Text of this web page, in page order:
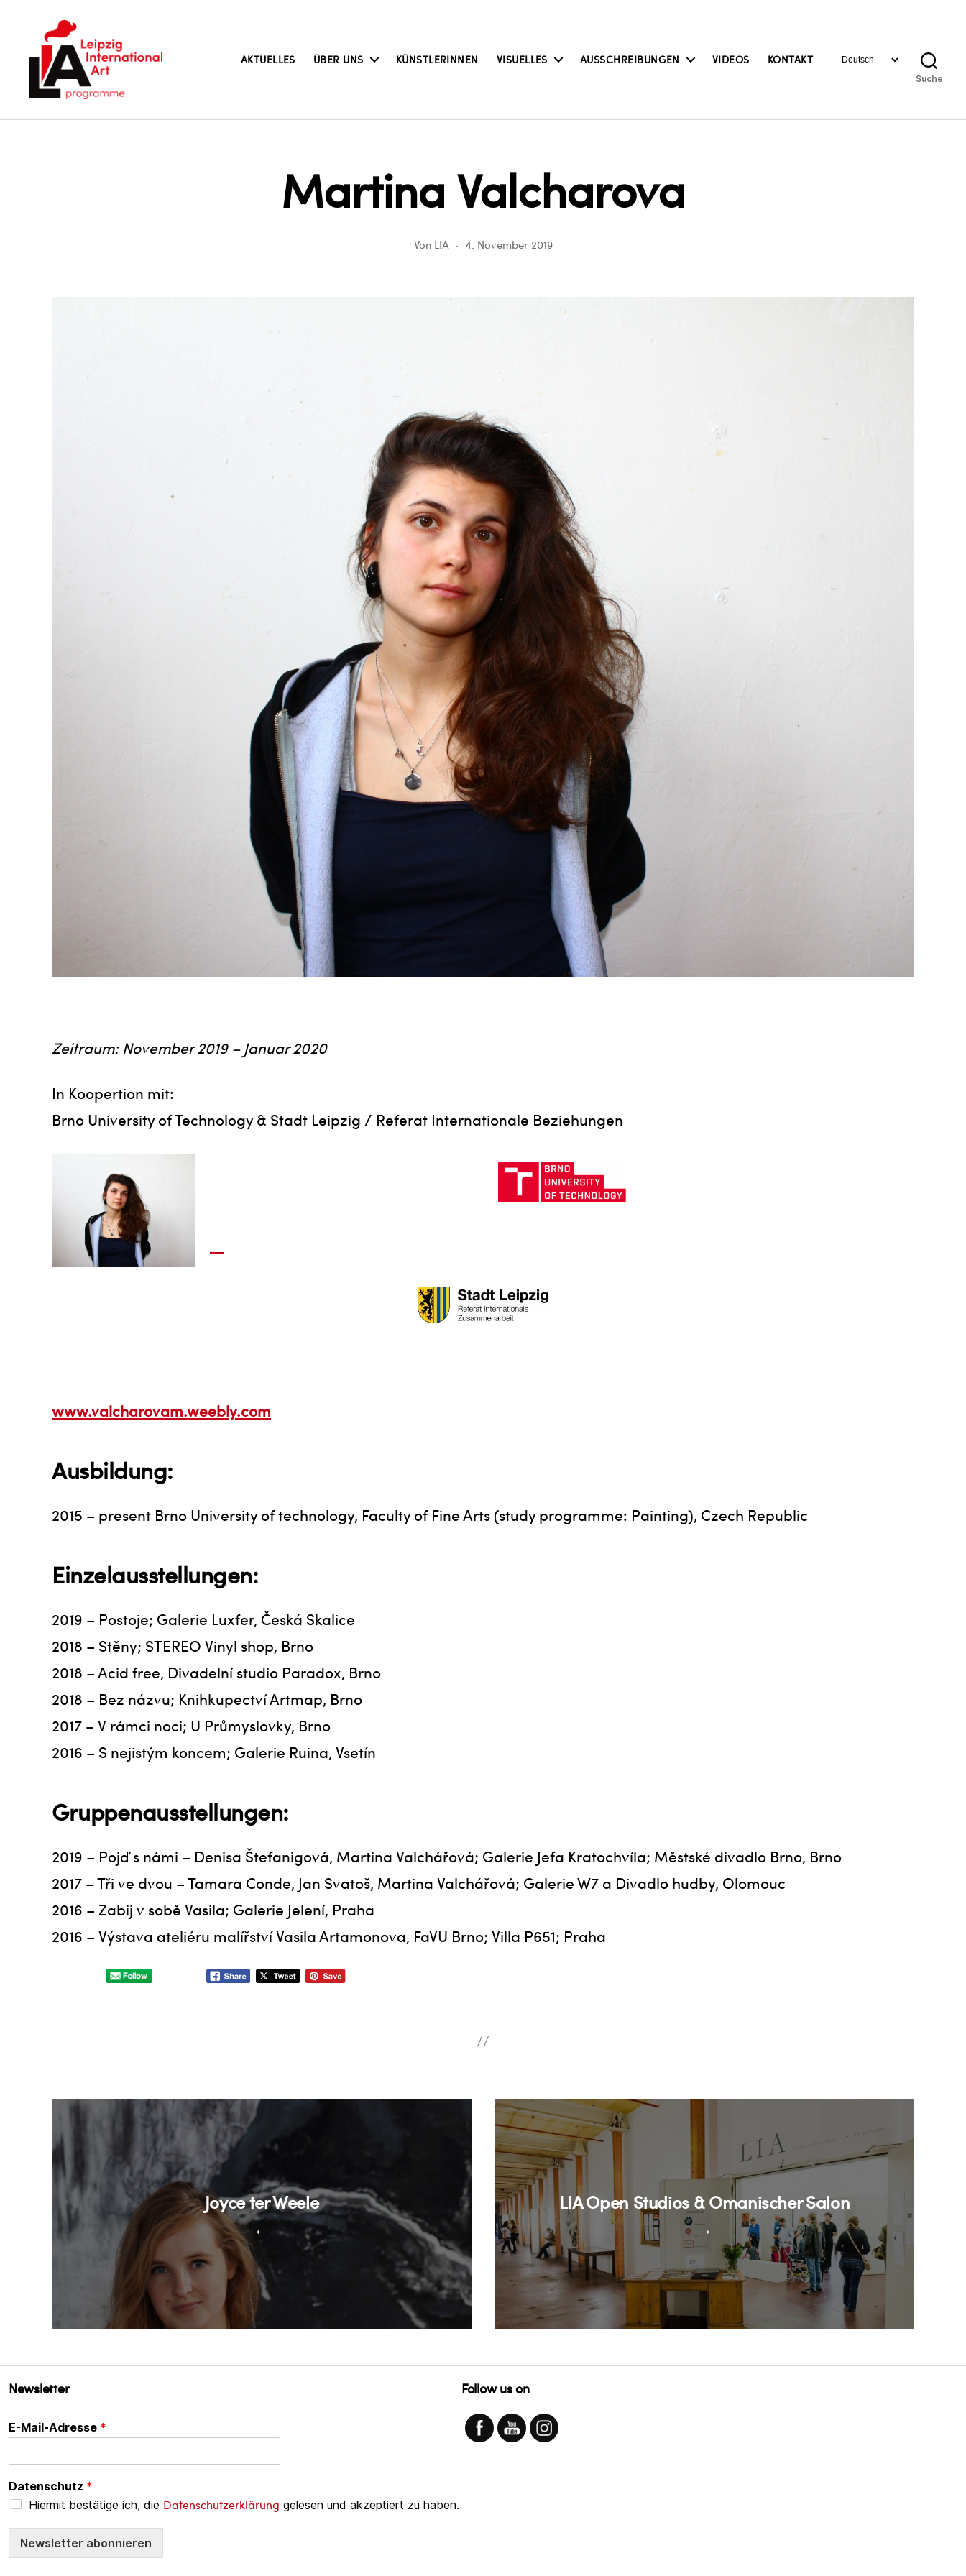
AKTUELLES ÜBER UNS KÜNSTLERINNEN VISUELLES AUSSCHREIBUNGEN VIDEOS KONTAKTSprache
Suche
Martina Valcharova
Von LIA 4. November 2019
Zeitraum: November 2019 – Januar 2020
In Koopertion mit:
Brno University of Technology & Stadt Leipzig / Referat Internationale Beziehungen
www.valcharovam.weebly.com
Ausbildung:
2015 – present Brno University of technology, Faculty of Fine Arts (study programme: Painting), Czech Republic
Einzelausstellungen:
2019 – Postoje; Galerie Luxfer, Česká Skalice
2018 – Stěny; STEREO Vinyl shop, Brno
​2018 – Acid free, Divadelní studio Paradox, Brno
2018 – Bez názvu; Knihkupectví Artmap, Brno
2017 – V rámci noci; U Průmyslovky, Brno
2016 – S nejistým koncem; Galerie Ruina, Vsetín
Gruppenausstellungen:
2019 – Pojď s námi – Denisa Štefanigová, Martina Valchářová; Galerie Jefa Kratochvíla; Městské divadlo Brno, Brno
2017 – Tři ve dvou – Tamara Conde, Jan Svatoš, Martina Valchářová; Galerie W7 a Divadlo hudby, Olomouc
2016 – Zabij v sobě Vasila; Galerie Jelení, Praha
2016 – Výstava ateliéru malířství Vasila Artamonova, FaVU Brno; Villa P651; Praha
←
Joyce ter Weele
→
LIA Open Studios & Omanischer Salon
Newsletter
E-Mail-Adresse *
Datenschutz *
Hiermit bestätige ich, die Datenschutzerklärung gelesen und akzeptiert zu haben.
Newsletter abonnieren
Follow us on